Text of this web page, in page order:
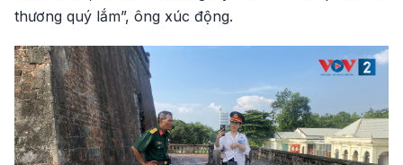
thương quý lắm”, ông xúc động.